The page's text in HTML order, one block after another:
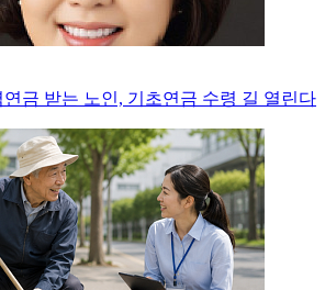
연금 받는 노인, 기초연금 수령 길 열린다